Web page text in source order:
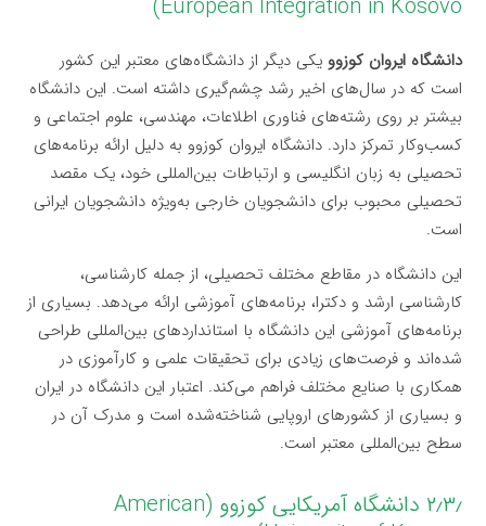
European Integration in Kosovo)
دانشگاه ایروان کوزوو یکی دیگر از دانشگاه‌های معتبر این کشور
است که در سال‌های اخیر رشد چشم‌گیری داشته است. این دانشگاه
بیشتر بر روی رشته‌های فناوری اطلاعات، مهندسی، علوم اجتماعی و
کسب‌وکار تمرکز دارد. دانشگاه ایروان کوزوو به دلیل ارائه برنامه‌های
تحصیلی به زبان انگلیسی و ارتباطات بین‌المللی خود، یک مقصد
تحصیلی محبوب برای دانشجویان خارجی به‌ویژه دانشجویان ایرانی
است.
این دانشگاه در مقاطع مختلف تحصیلی، از جمله کارشناسی،
کارشناسی ارشد و دکترا، برنامه‌های آموزشی ارائه می‌دهد. بسیاری از
برنامه‌های آموزشی این دانشگاه با استانداردهای بین‌المللی طراحی
شده‌اند و فرصت‌های زیادی برای تحقیقات علمی و کارآموزی در
همکاری با صنایع مختلف فراهم می‌کند. اعتبار این دانشگاه در ایران
و بسیاری از کشورهای اروپایی شناخته‌شده است و مدرک آن در
سطح بین‌المللی معتبر است.
۲٫۳٫ دانشگاه آمریکایی کوزوو (American